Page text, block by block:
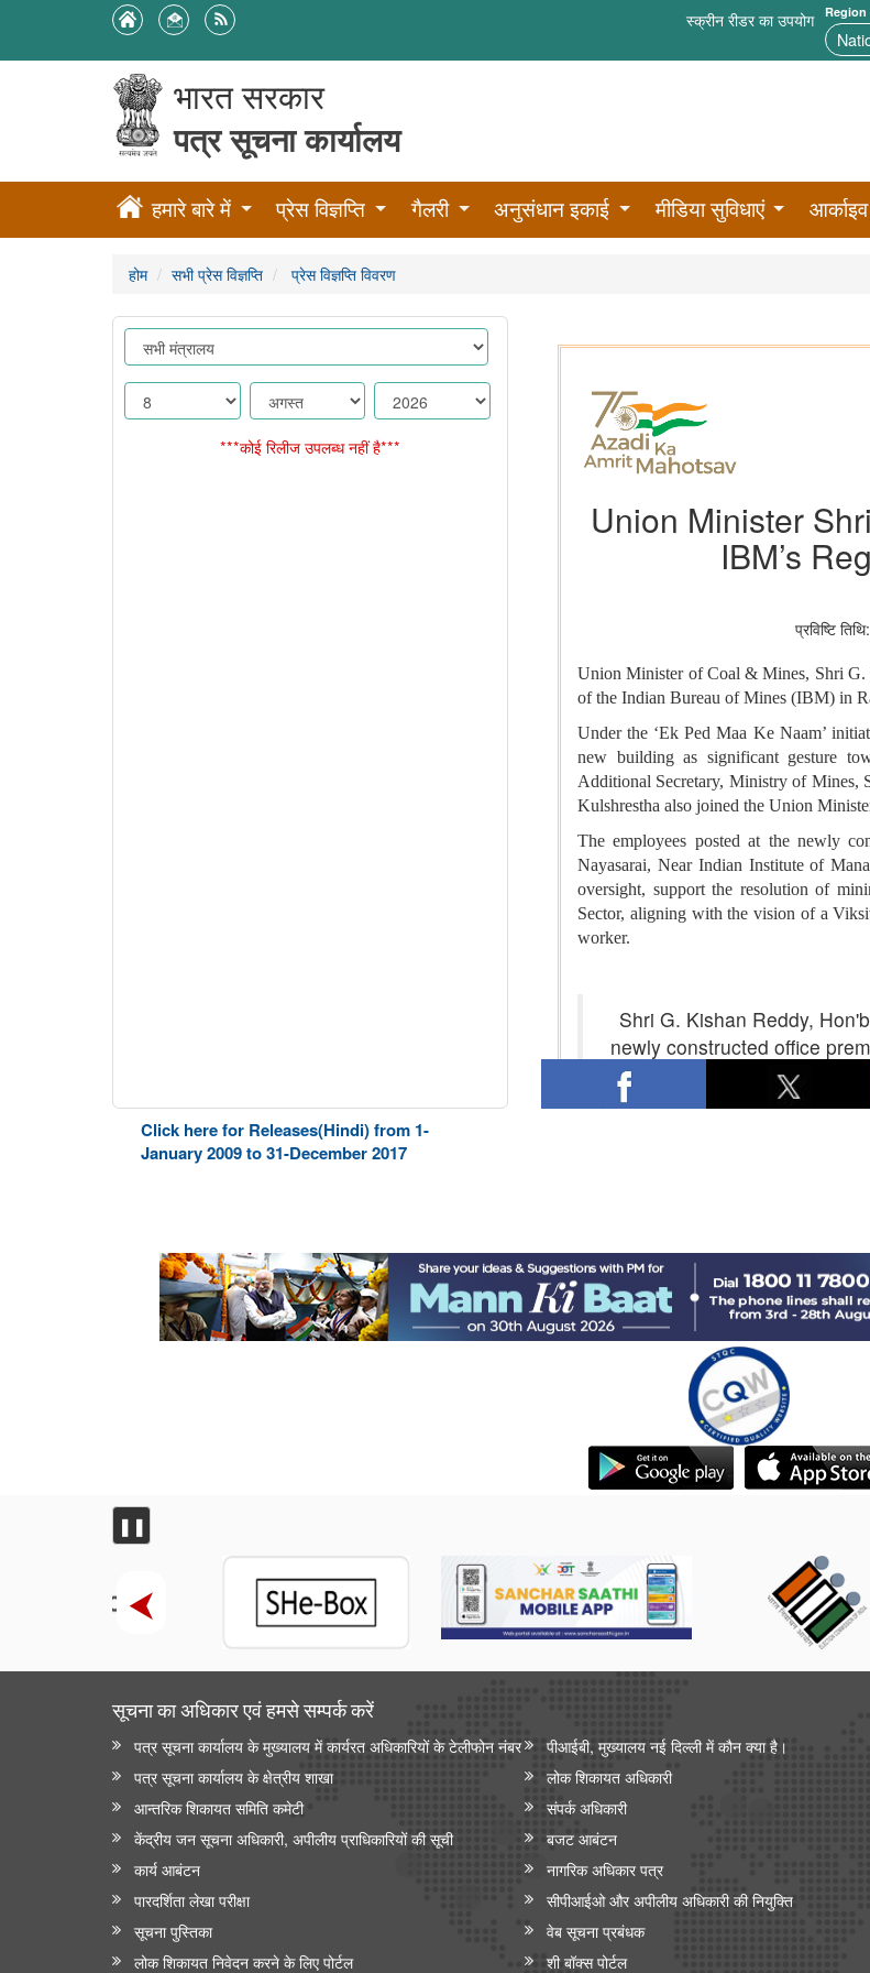
स्क्रीन रीडर का उपयोग Region
भारत सरकार
पत्र सूचना कार्यालय
हमारे बारे में प्रेस विज्ञप्ति गैलरी अनुसंधान इकाई मीडिया सुविधाएं आर्काइव
होम सभी प्रेस विज्ञप्ति प्रेस विज्ञप्ति विवरण
***कोई रिलीज उपलब्ध नहीं है***
Click here for Releases(Hindi) from 1-
January 2009 to 31-December 2017
❚❚
सूचना का अधिकार एवं हमसे सम्‍पर्क करें
पत्र सूचना कार्यालय के मुख्यालय में कार्यरत अधिकारियों के टेलीफोन नंबर
पीआईबी, मुख्यालय नई दिल्ली में कौन क्या है।
पत्र सूचना कार्यालय के क्षेत्रीय शाखा
लोक शिकायत अधिकारी
आन्‍तरिक शिकायत समिति कमेटी
संपर्क अधिकारी
केंद्रीय जन सूचना अधिकारी, अपीलीय प्राधिकारियों की सूची
बजट आबंटन
कार्य आबंटन
नागरिक अधिकार पत्र
पारदर्शिता लेखा परीक्षा
सीपीआईओ और अपी‍लीय अधिकारी की नियुक्ति
सूचना पुस्तिका
वेब सूचना प्रबंधक
लोक शिकायत निवेदन करने के लिए पोर्टल
शी बॉक्स पोर्टल